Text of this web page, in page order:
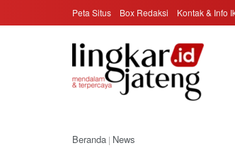
Peta Situs Box Redaksi Kontak & Info
Beranda | News